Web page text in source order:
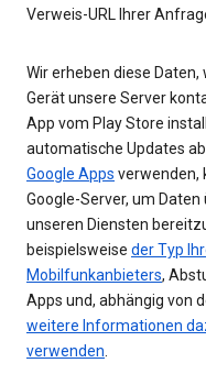
Verweis-URL Ihrer
Wir erheben diese
Gerät unsere Server
App vom Play Store
automatische Updates
Google Apps verwenden,
Google-Server, um
unseren Diensten
beispielsweise der Typ
Mobilfunkanbieters,
Apps und, abhängig von
weitere Informationen
verwenden.